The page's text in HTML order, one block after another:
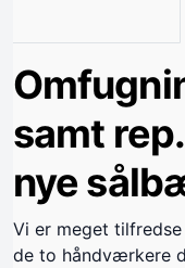
samt
nye
Vi er meget
de to håndværkere